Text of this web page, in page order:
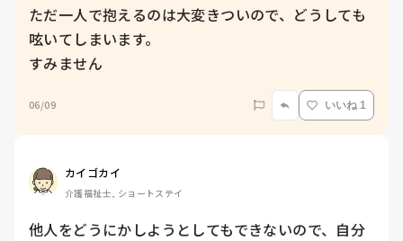
ただ一人で抱えるのは大変きついので、どうしても
呟いてしまいます。
すみません
06/09 いいね 1
カイゴカイ
介護福祉士, ショートステイ
他人をどうにかしようとしてもできないので、自分